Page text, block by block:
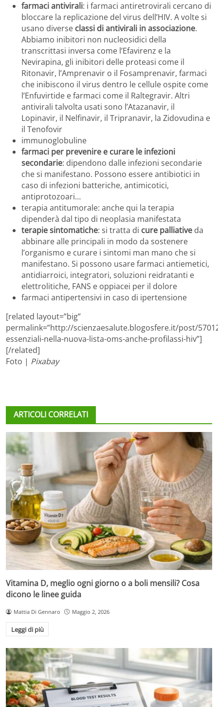
farmaci antivirali: i farmaci antiretrovirali cercano di
bloccare la replicazione del virus dell’HIV. A volte si
usano diverse classi di antivirali in associazione.
Abbiamo inibitori non nucleosidici della
transcrittasi inversa come l’Efavirenz e la
Nevirapina, gli inibitori delle proteasi come il
Ritonavir, l’Amprenavir o il Fosamprenavir, farmaci
che inibiscono il virus dentro le cellule ospite come
l’Enfuvirtide e farmaci come il Raltegravir. Altri
antivirali talvolta usati sono l’Atazanavir, il
Lopinavir, il Nelfinavir, il Tripranavir, la Zidovudina e
il Tenofovir
immunoglobuline
farmaci per prevenire e curare le infezioni
secondarie: dipendono dalle infezioni secondarie
che si manifestano. Possono essere antibiotici in
caso di infezioni batteriche, antimicotici,
antiprotozoari…
terapia antitumorale: anche qui la terapia
dipenderà dal tipo di neoplasia manifestata
terapie sintomatiche: si tratta di cure palliative da
abbinare alle principali in modo da sostenere
l’organismo e curare i sintomi man mano che si
manifestano. Si possono usare farmaci antiemetici,
antidiarroici, integratori, soluzioni reidratanti e
elettrolitiche, FANS e oppiacei per il dolore
farmaci antipertensivi in caso di ipertensione
[related layout=”big”
permalink=”http://scienzaesalute.blogosfere.it/post/
essenziali-nella-nuova-lista-oms-anche-profilassi-hiv”]
[/related]
Foto | Pixabay
ARTICOLI CORRELATI
Vitamina D, meglio ogni giorno o a boli mensili? Cosa
dicono le linee guida
Mattia Di Gennaro Maggio 2, 2026
Leggi di più